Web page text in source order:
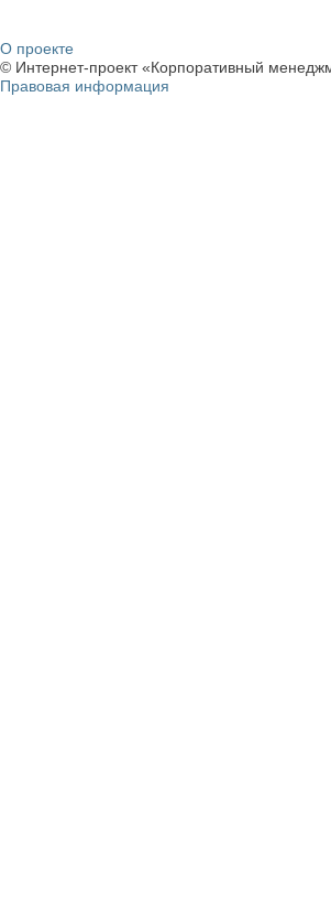
О проекте
© Интернет-проект «Корпоративный
Правовая информация